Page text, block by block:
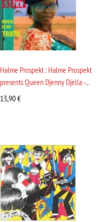
Halme Prospekt : Halme Prospekt
presents Queen Djenny Djella -...
13,90€